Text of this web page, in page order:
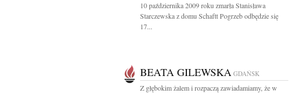
10 października 2009 roku zmarła Stanisława
Starczewska z domu Schaftt Pogrzeb odbędzie się
17...
BEATA GILEWSKA GDAŃSK
Z głębokim żalem i rozpaczą zawiadamiamy, że w